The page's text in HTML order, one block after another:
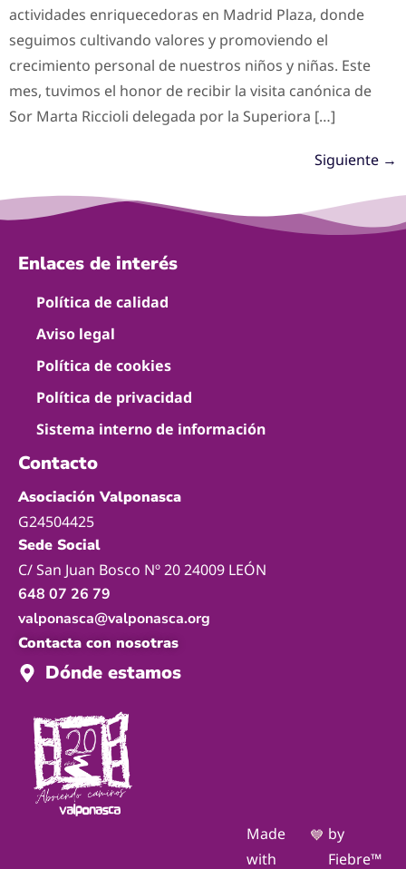
actividades enriquecedoras en Madrid Plaza, donde
seguimos cultivando valores y promoviendo el
crecimiento personal de nuestros niños y niñas. Este
mes, tuvimos el honor de recibir la visita canónica de
Sor Marta Riccioli delegada por la Superiora […]
Siguiente →
Enlaces de interés
Política de calidad
Aviso legal
Política de cookies
Política de privacidad
Sistema interno de información
Contacto
Asociación Valponasca
G24504425
Sede Social
C/ San Juan Bosco Nº 20 24009 LEÓN
648 07 26 79
valponasca@valponasca.org
Contacta con nosotras
Dónde estamos
Made
with
💙 by
Fiebre™